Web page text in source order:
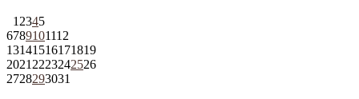
1 2345
6789101112
13141516171819
2021 2223242526
2728293031